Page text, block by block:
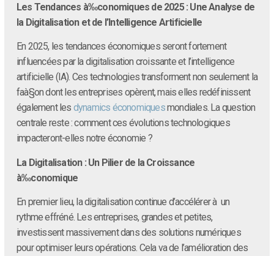
Les Tendances à‰conomiques de 2025 : Une Analyse de
la Digitalisation et de l’Intelligence Artificielle
En 2025, les tendances économiques seront fortement
influencées par la digitalisation croissante et l’intelligence
artificielle (IA). Ces technologies transforment non seulement la
faà§on dont les entreprises opèrent, mais elles redéfinissent
également les dynamics économiquesmondiales. La question
centrale reste : comment ces évolutions technologiques
impacteront-elles notre économie ?
La Digitalisation : Un Pilier de la Croissance
à‰conomique
En premier lieu, la digitalisation continue d’accélérer à un
rythme effréné. Les entreprises, grandes et petites,
investissent massivement dans des solutions numériques
pour optimiser leurs opérations. Cela va de l’amélioration des